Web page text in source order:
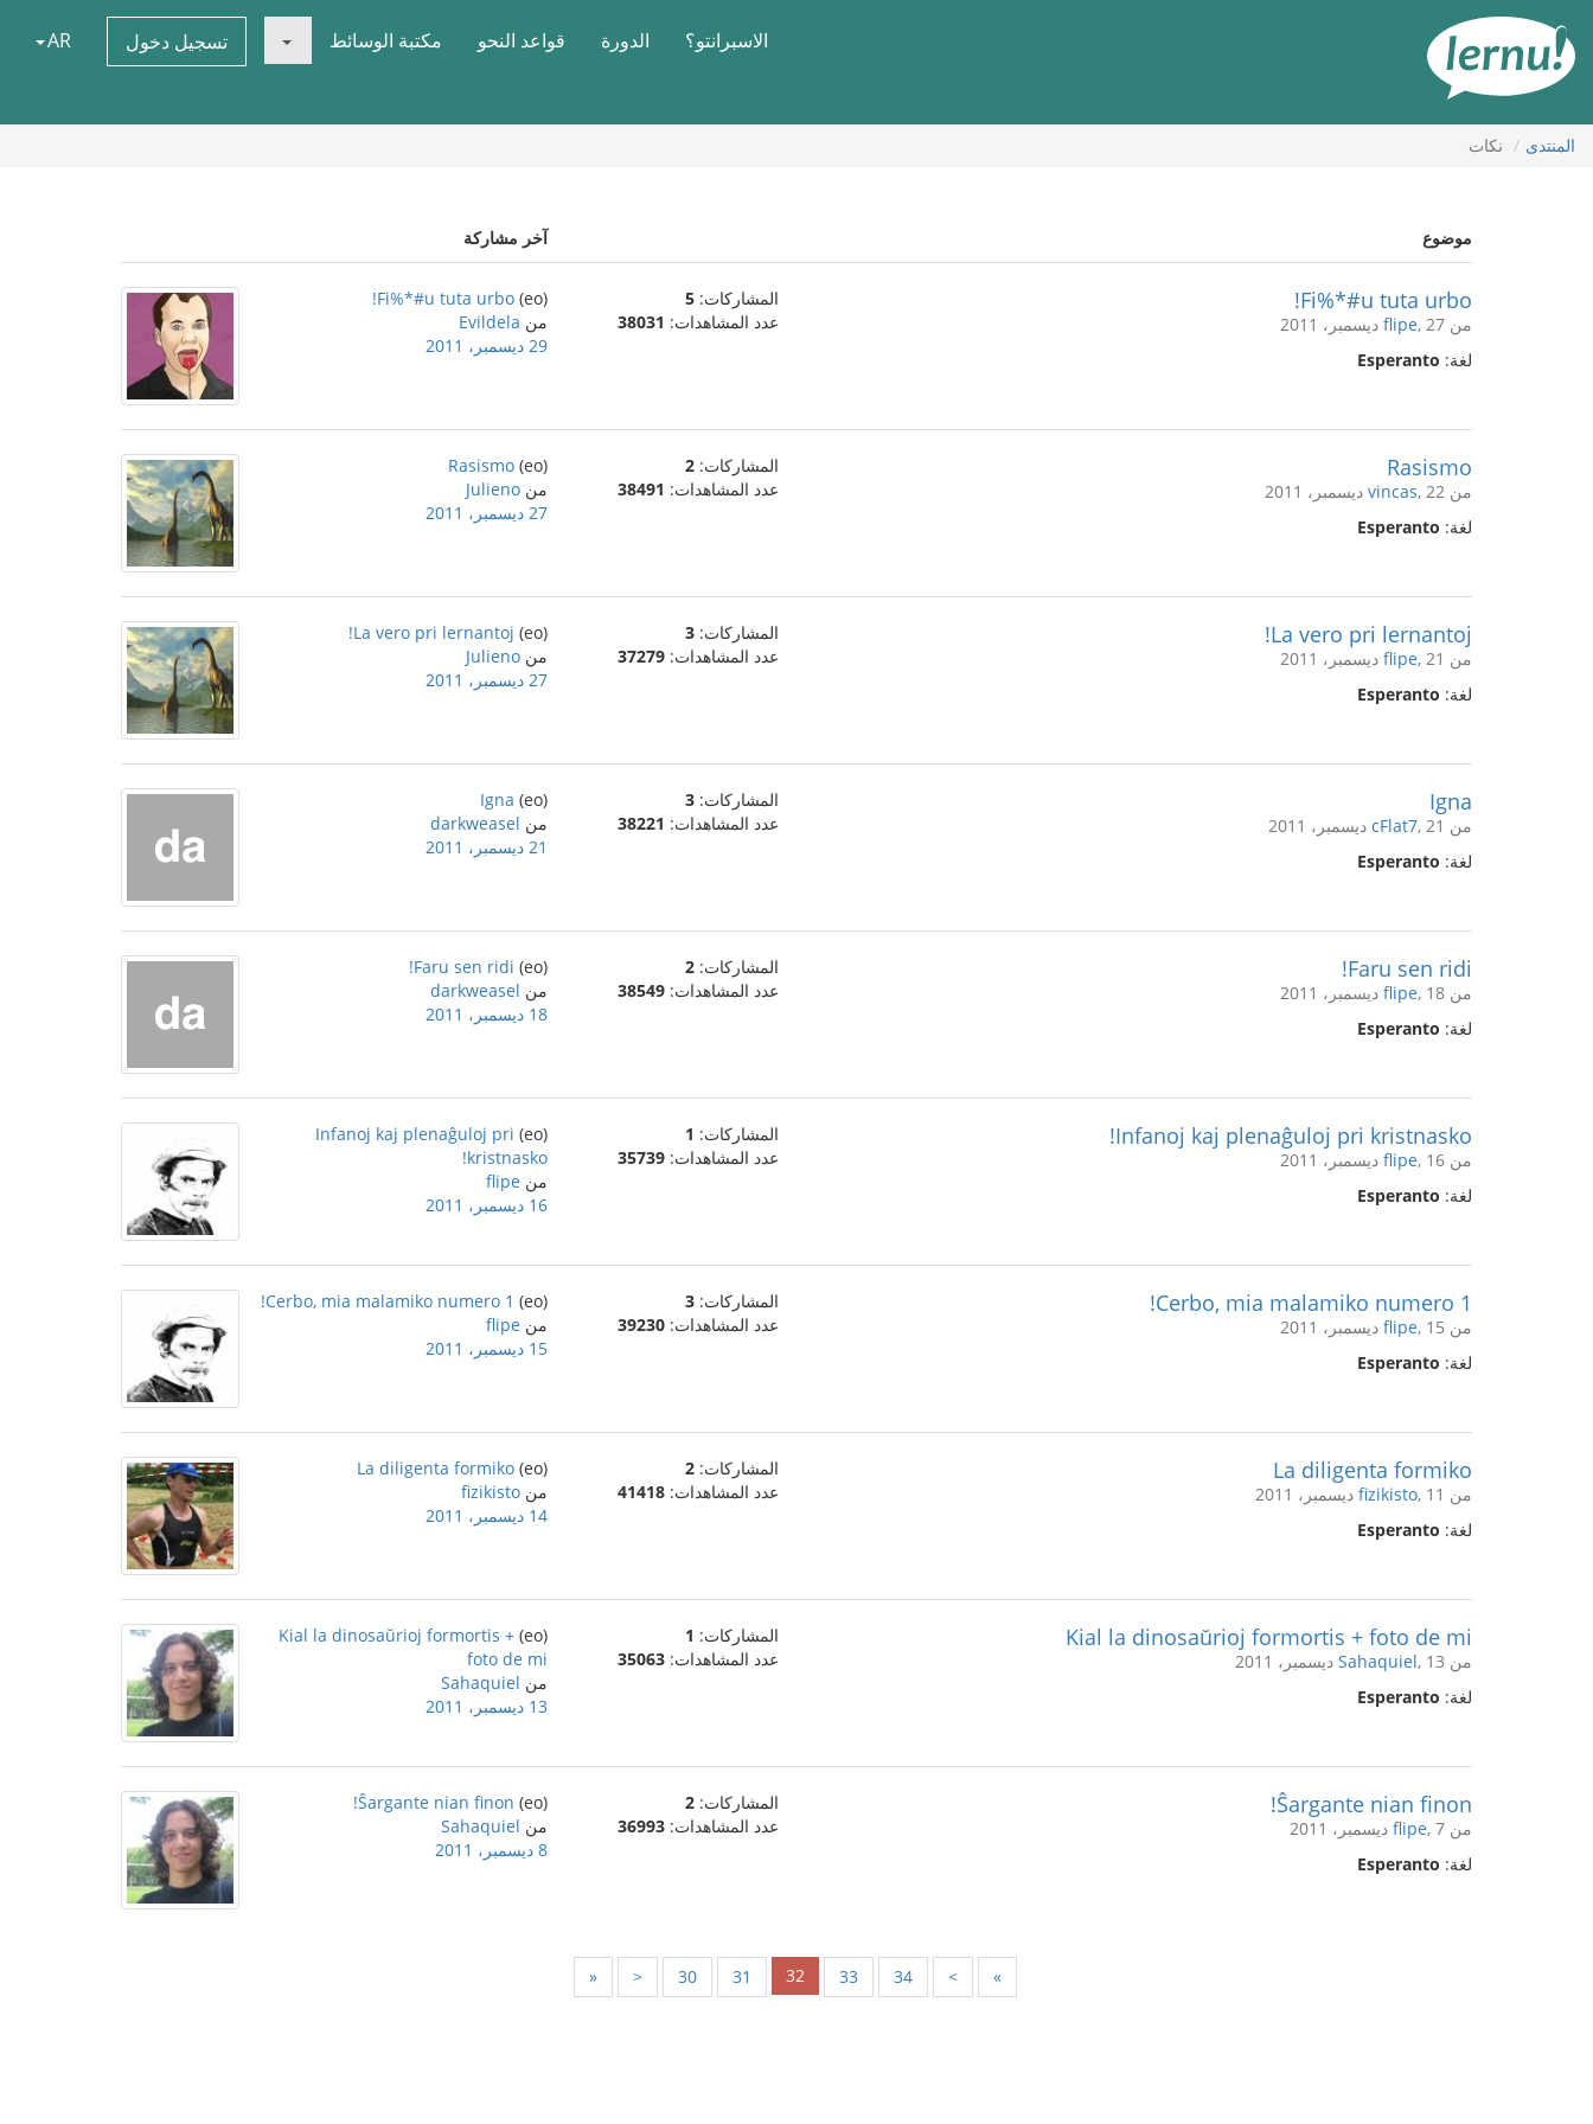
المحتويات
الاسبرانتو؟ الدورة قواعد النحو مكتبة الوسائط تسجيل دخول AR
المنتدى نكات
موضوع آخر مشاركة
Fi%*#u tuta urbo!
من flipe, 27 ديسمبر، 2011
لغة: Esperanto
المشاركات: 5
عدد المشاهدات: 38031
(eo)
Fi%*#u tuta urbo!
من Evildela
29 ديسمبر، 2011
Rasismo
من vincas, 22 ديسمبر، 2011
لغة: Esperanto
المشاركات: 2
عدد المشاهدات: 38491
(eo)
Rasismo
من Julieno
27 ديسمبر، 2011
La vero pri lernantoj!
من flipe, 21 ديسمبر، 2011
لغة: Esperanto
المشاركات: 3
عدد المشاهدات: 37279
(eo)
La vero pri lernantoj!
من Julieno
27 ديسمبر، 2011
Igna
من cFlat7, 21 ديسمبر، 2011
لغة: Esperanto
المشاركات: 3
عدد المشاهدات: 38221
(eo)
Igna
من darkweasel
21 ديسمبر، 2011
Faru sen ridi!
من flipe, 18 ديسمبر، 2011
لغة: Esperanto
المشاركات: 2
عدد المشاهدات: 38549
(eo)
Faru sen ridi!
من darkweasel
18 ديسمبر، 2011
Infanoj kaj plenaĝuloj pri kristnasko!
من flipe, 16 ديسمبر، 2011
لغة: Esperanto
المشاركات: 1
عدد المشاهدات: 35739
(eo)
Infanoj kaj plenaĝuloj pri
kristnasko!
من flipe
16 ديسمبر، 2011
Cerbo, mia malamiko numero 1!
من flipe, 15 ديسمبر، 2011
لغة: Esperanto
المشاركات: 3
عدد المشاهدات: 39230
(eo)
Cerbo, mia malamiko numero 1!
من flipe
15 ديسمبر، 2011
La diligenta formiko
من fizikisto, 11 ديسمبر، 2011
لغة: Esperanto
المشاركات: 2
عدد المشاهدات: 41418
(eo)
La diligenta formiko
من fizikisto
14 ديسمبر، 2011
Kial la dinosaŭrioj formortis + foto de mi
من Sahaquiel, 13 ديسمبر، 2011
لغة: Esperanto
المشاركات: 1
عدد المشاهدات: 35063
(eo)
Kial la dinosaŭrioj formortis +
foto de mi
من Sahaquiel
13 ديسمبر، 2011
Ŝargante nian finon!
من flipe, 7 ديسمبر، 2011
لغة: Esperanto
المشاركات: 2
عدد المشاهدات: 36993
(eo)
Ŝargante nian finon!
من Sahaquiel
8 ديسمبر، 2011
« < 30 31 32 33 34 > »